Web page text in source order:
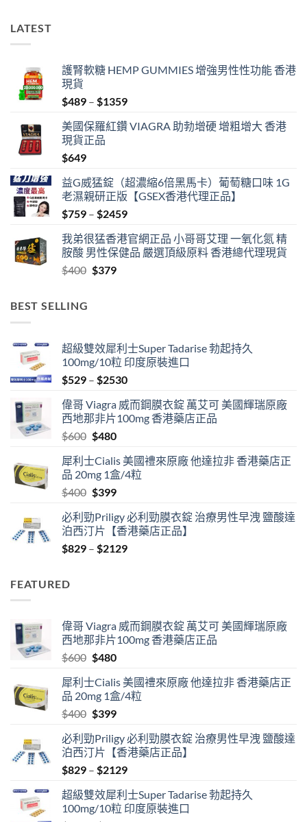
LATEST
護腎軟糖 HEMP GUMMIES 增強男性性功能 香港
現貨
$489 – $1359Price
$489
美國保羅紅鑽 VIAGRA 助勃增硬 增粗增大 香港
現貨正品
$649
益G威猛錠（超濃縮6倍黑馬卡）葡萄糖口味 1G
老濕親研正版【GSEX香港代理正品】
$759 – $2459Price
$759
through
我弟很猛香港官網正品 小哥哥艾理 一氧化氮 精
胺酸 男性保健品 嚴選頂級原料 香港總代理現貨
$400 Original
$379Current
BEST SELLING
超級雙效犀利士Super Tadarise 勃起持久
100mg/10粒 印度原裝進口
$529 – $2530Price
$529
through
偉哥 Viagra 威而鋼膜衣錠 萬艾可 美國輝瑞原廠
西地那非片100mg 香港藥店正品
$600 Original
was:
$600.
$480Current
is:
$480.
犀利士Cialis 美國禮來原廠 他達拉非 香港藥店正
品 20mg 1盒/4粒
$400 Original
was:
$400.
$399Current
is:
$399.
必利勁Priligy 必利勁膜衣錠 治療男性早洩 鹽酸達
泊西汀片【香港藥店正品】
$829 – $2129Price
FEATURED
偉哥 Viagra 威而鋼膜衣錠 萬艾可 美國輝瑞原廠
西地那非片100mg 香港藥店正品
$600 Original
was:
$600.
$480Current
is:
$480.
犀利士Cialis 美國禮來原廠 他達拉非 香港藥店正
品 20mg 1盒/4粒
$400 Original
was:
$400.
$399Current
is:
$399.
必利勁Priligy 必利勁膜衣錠 治療男性早洩 鹽酸達
泊西汀片【香港藥店正品】
$829 – $2129Price
$829
through
超級雙效犀利士Super Tadarise 勃起持久
100mg/10粒 印度原裝進口